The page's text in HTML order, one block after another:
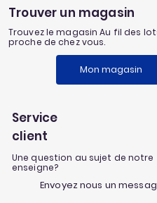
Trouver un magasin
Trouvez le magasin Au fil des
proche de chez vous.
Mon magasin
Service
client
Une question au sujet de notre
enseigne?
Envoyez nous un